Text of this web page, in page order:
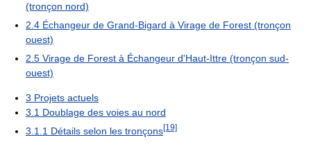
(tronçon nord)
2.4 Échangeur de Grand-Bigard à Virage de Forest (tronçon
ouest)
2.5 Virage de Forest à Échangeur d'Haut-Ittre (tronçon sud-
ouest)
3 Projets actuels
3.1 Doublage des voies au nord
3.1.1 Détails selon les tronçons[19]